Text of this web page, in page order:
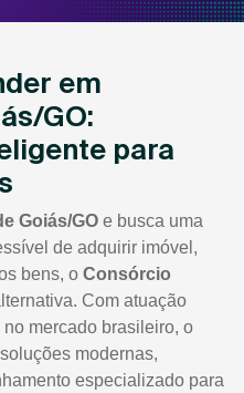
em
GO:
para
Goiás/GO e busca uma
de adquirir imóvel,
bens, o Consórcio
Com atuação
mercado brasileiro, o
modernas,
especializado para